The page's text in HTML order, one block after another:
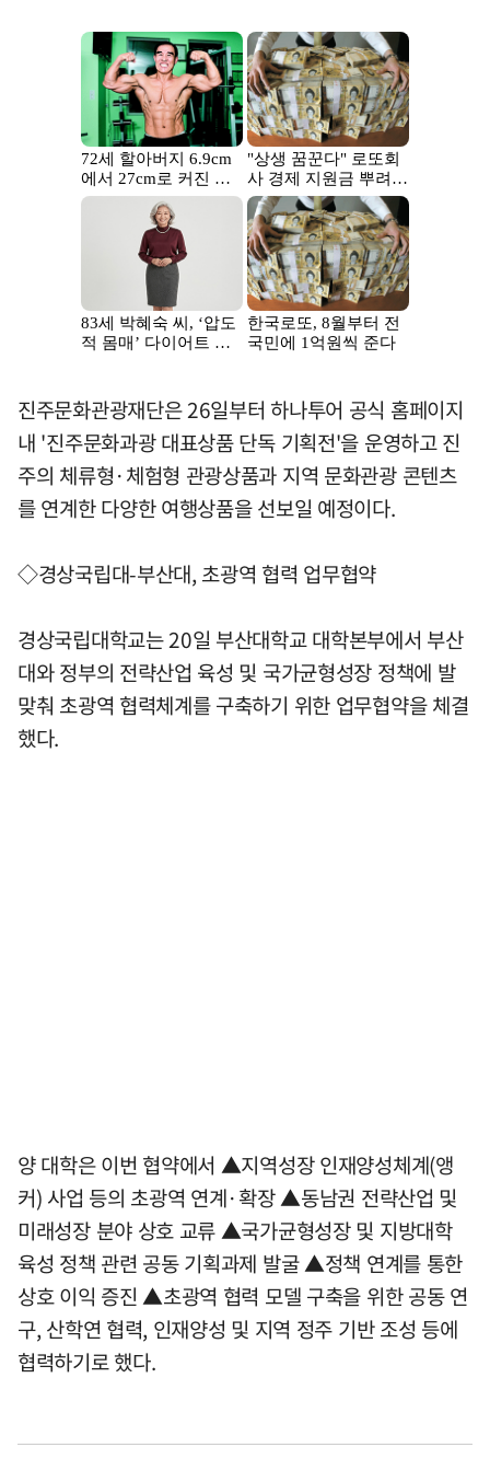
진주문화관광재단은 26일부터 하나투어 공식 홈페이지
내 '진주문화과광 대표상품 단독 기획전'을 운영하고 진
주의 체류형·체험형 관광상품과 지역 문화관광 콘텐츠
를 연계한 다양한 여행상품을 선보일 예정이다.
◇경상국립대-부산대, 초광역 협력 업무협약
경상국립대학교는 20일 부산대학교 대학본부에서 부산
대와 정부의 전략산업 육성 및 국가균형성장 정책에 발
맞춰 초광역 협력체계를 구축하기 위한 업무협약을 체결
했다.
양 대학은 이번 협약에서 ▲지역성장 인재양성체계(앵
커) 사업 등의 초광역 연계·확장 ▲동남권 전략산업 및
미래성장 분야 상호 교류 ▲국가균형성장 및 지방대학
육성 정책 관련 공동 기획과제 발굴 ▲정책 연계를 통한
상호 이익 증진 ▲초광역 협력 모델 구축을 위한 공동 연
구, 산학연 협력, 인재양성 및 지역 정주 기반 조성 등에
협력하기로 했다.